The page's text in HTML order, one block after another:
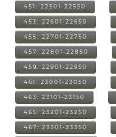
451: 22501-22550
453: 22601-22650
455: 22701-22750
457: 22801-22850
459: 22901-22950
461: 23001-23050
463: 23101-23150
465: 23201-23250
467: 23301-23350